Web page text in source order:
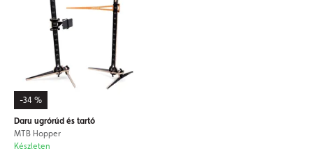
-34 %
Daru ugrórúd és tartó
MTB Hopper
Készleten